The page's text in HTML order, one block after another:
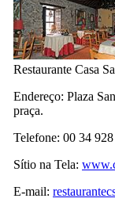
Restaurante Casa
Endereço: Plaza
praça.
Telefone: 00 34
Sítio na Tela:
E-mail: